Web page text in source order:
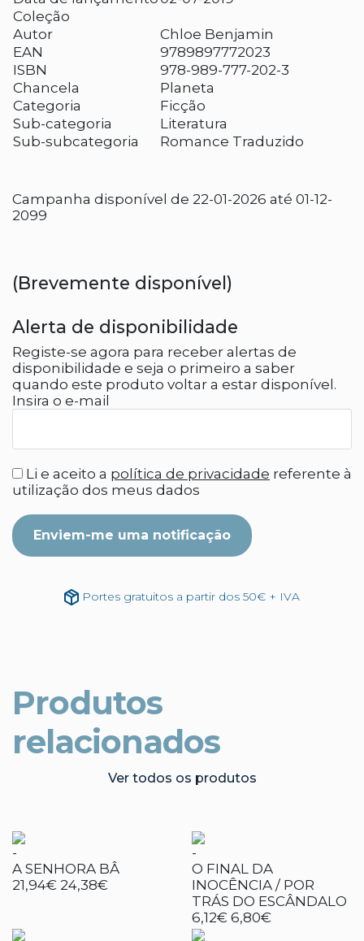
Coleção
Autor
Chloe Benjamin
EAN
9789897772023
ISBN
978-989-777-202-3
Chancela
Planeta
Categoria
Ficção
Sub-categoria
Literatura
Sub-subcategoria
Romance Traduzido
Campanha disponível de 22-01-2026 até 01-12-
2099
(Brevemente disponível)
Alerta de disponibilidade
Registe-se agora para receber alertas de
disponibilidade e seja o primeiro a saber
quando este produto voltar a estar disponível.
Insira o e-mail
Li e aceito a política de privacidade referente à
utilização dos meus dados
Enviem-me uma notificação
Portes gratuitos a partir dos 50€ + IVA
Produtos
relacionados
Ver todos os produtos
-
A SENHORA BÂ
21,94€ 24,38€
-
O FINAL DA
INOCÊNCIA / POR
TRÁS DO ESCÂNDALO
6,12€ 6,80€